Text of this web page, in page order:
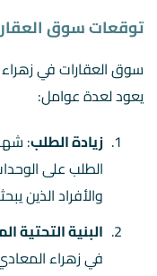
توقعات سوق
سوق العقارات في زهراء
يعود لعدة عوامل:
زيادة الطلب:
الطلب على
والأفراد الذين
البنية التحتية
في زهراء